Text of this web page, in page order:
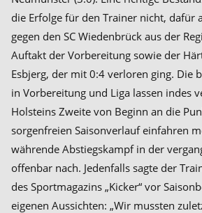
die Erfolge für den Trainer nicht, dafür
gegen den SC Wiedenbrück aus der
Auftakt der Vorbereitung sowie der
Esbjerg, der mit 0:4 verloren ging. Die
in Vorbereitung und Liga lassen indes
Holsteins Zweite von Beginn an die
sorgenfreien Saisonverlauf einfahren
währende Abstiegskampf in der
offenbar nach. Jedenfalls sagte der
des Sportmagazins „Kicker“ vor
eigenen Aussichten: „Wir mussten